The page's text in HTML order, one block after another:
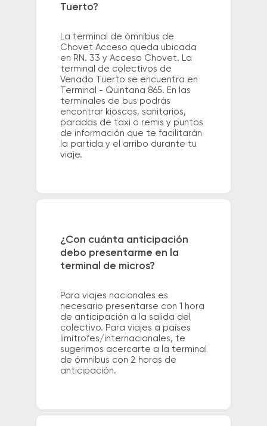
Tuerto?
La terminal de ómnibus de
Chovet Acceso queda ubicada
en RN. 33 y Acceso Chovet. La
terminal de colectivos de
Venado Tuerto se encuentra en
Terminal - Quintana 865. En las
terminales de bus podrás
encontrar kioscos, sanitarios,
paradas de taxi o remis y puntos
de información que te facilitarán
la partida y el arribo durante tu
viaje.
¿Con cuánta anticipación
debo presentarme en la
terminal de micros?
Para viajes nacionales es
necesario presentarse con 1 hora
de anticipación a la salida del
colectivo. Para viajes a países
limítrofes/internacionales, te
sugerimos acercarte a la terminal
de ómnibus con 2 horas de
anticipación.